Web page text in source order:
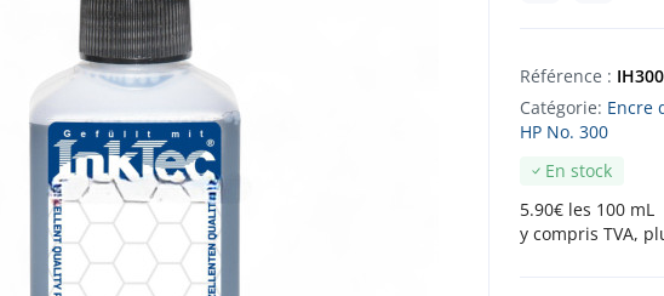
Référence :
Catégorie: Encre
HP No. 300
En stock
5.90€ les 100 mL
y compris TVA,